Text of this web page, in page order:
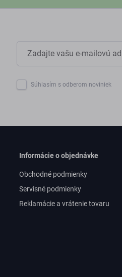
Súhlasím s odberom noviniek
Informácie o objednávke
Obchodné podmienky
Servisné podmienky
Reklamácie a vrátenie tovaru